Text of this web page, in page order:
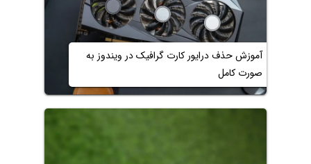
آموزش حذف درایور کارت گرافیک در ویندوز به
صورت کامل